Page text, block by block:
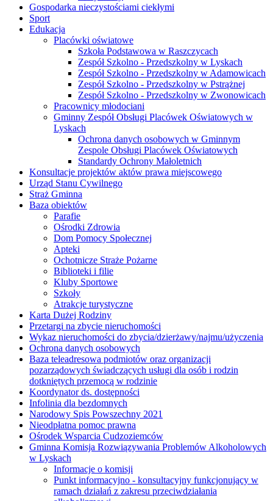
Gospodarka nieczystościami ciekłymi
Sport
Edukacja
Placówki oświatowe
Szkoła Podstawowa w Raszczycach
Zespół Szkolno - Przedszkolny w Lyskach
Zespół Szkolno - Przedszkolny w Adamowicach
Zespół Szkolno - Przedszkolny w Pstrążnej
Zespół Szkolno - Przedszkolny w Zwonowicach
Pracownicy młodociani
Gminny Zespół Obsługi Placówek Oświatowych w
Lyskach
Ochrona danych osobowych w Gminnym
Zespole Obsługi Placówek Oświatowych
Standardy Ochrony Małoletnich
Konsultacje projektów aktów prawa miejscowego
Urząd Stanu Cywilnego
Straż Gminna
Baza obiektów
Parafie
Ośrodki Zdrowia
Dom Pomocy Społecznej
Apteki
Ochotnicze Straże Pożarne
Biblioteki i filie
Kluby Sportowe
Szkoły
Atrakcje turystyczne
Karta Dużej Rodziny
Przetargi na zbycie nieruchomości
Wykaz nieruchomości do zbycia/dzierżawy/najmu/użyczenia
Ochrona danych osobowych
Baza teleadresowa podmiotów oraz organizacji
pozarządowych świadczących usługi dla osób i rodzin
dotkniętych przemocą w rodzinie
Koordynator ds. dostępności
Infolinia dla bezdomnych
Narodowy Spis Powszechny 2021
Nieodpłatna pomoc prawna
Ośrodek Wsparcia Cudzoziemców
Gminna Komisja Rozwiązywania Problemów Alkoholowych
w Lyskach
Informacje o komisji
Punkt informacyjno - konsultacyjny funkcjonujący w
ramach działań z zakresu przeciwdziałania